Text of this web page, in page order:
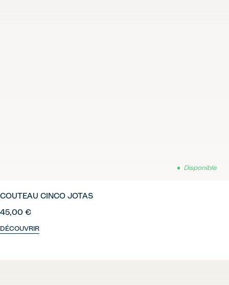
Disponible
COUTEAU CINCO JOTAS
45,00 €
DÉCOUVRIR